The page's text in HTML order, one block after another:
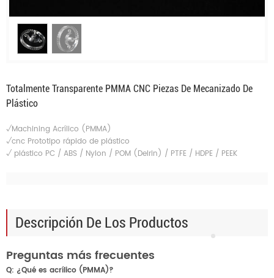
Totalmente Transparente PMMA CNC Piezas De Mecanizado De
Plástico
√Machining Acrílico (PMMA)
√cnc Prototipo rápido de plástico
√ plástico PC / ABS / Nylon / POM (Delrin) / PTFE / HDPE / PEEK
Descripción De Los Productos
Preguntas más frecuentes
Q: ¿Qué es acrílico (PMMA)?